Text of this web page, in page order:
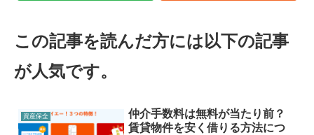
この記事を読んだ方には以下の記事
が人気です。
資産保全
仲介手数料は無料が当たり前？
賃貸物件を安く借りる方法につ